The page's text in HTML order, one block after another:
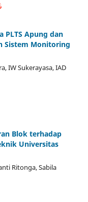
PLTS Apung dan
Sistem Monitoring
IW Sukerayasa, IAD
Blok terhadap
Universitas
Ritonga, Sabila